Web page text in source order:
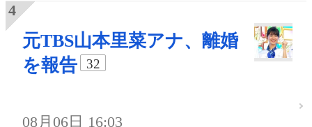
元TBS山本里菜アナ、離婚
を報告
32
08月06日 16:03